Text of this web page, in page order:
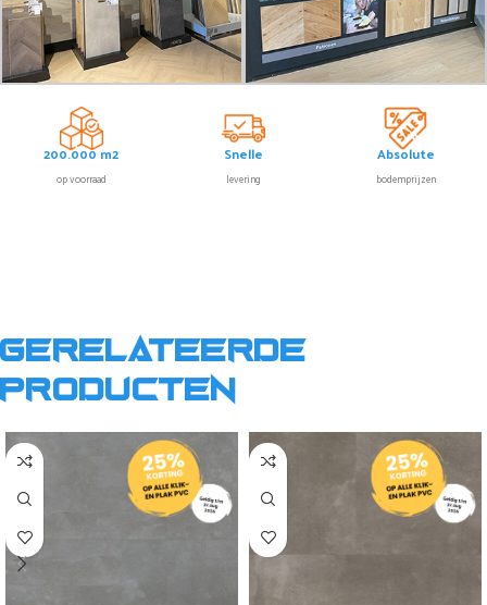
200.000 m2
op voorraad
Snelle
levering
Absolute
bodemprijzen
Gerelateerde
producten